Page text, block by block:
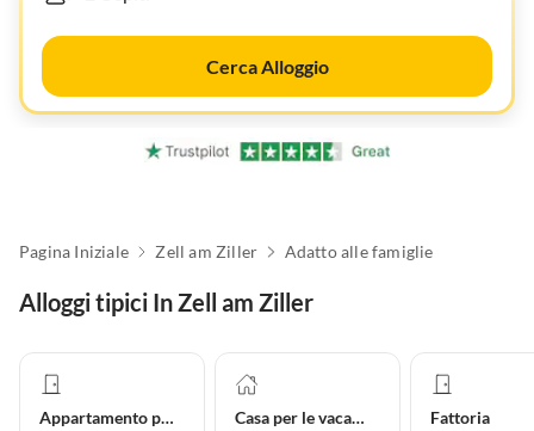
Cerca Alloggio
Pagina Iniziale Zell am Ziller Adatto alle famiglie
Alloggi tipici In Zell am Ziller
Appartamento per vacanze Casa per le vacanze Fattoria